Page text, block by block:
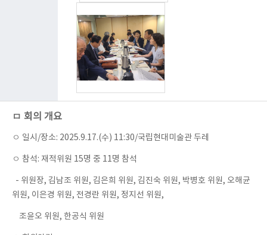
ㅁ 회의 개요
ㅇ 일시/장소: 2025.9.17.(수) 11:30/국립현대미술관 두레
ㅇ 참석: 재적위원 15명 중 11명 참석
- 위원장, 김남조 위원, 김은희 위원, 김진숙 위원, 박병호 위원, 오해균
위원, 이은경 위원, 전경란 위원, 정지선 위원,
조윤오 위원, 한공식 위원